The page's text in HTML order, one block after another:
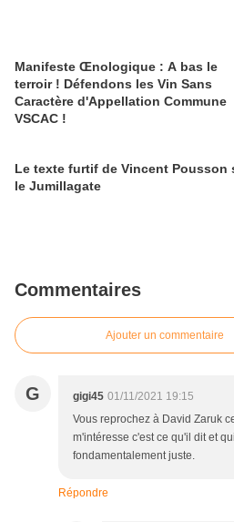
Manifeste Œnologique : A bas le
terroir ! Défendons les Vin Sans
Caractère d'Appellation Commune
VSCAC !
Le texte furtif de Vincent Pousson
le Jumillagate
Commentaires
Ajouter un commentaire
G gigi45 01/11/2021 19:15
Vous reprochez à David Zaruk
m'intéresse c'est ce qu'il dit et
fondamentalement juste.
Répondre